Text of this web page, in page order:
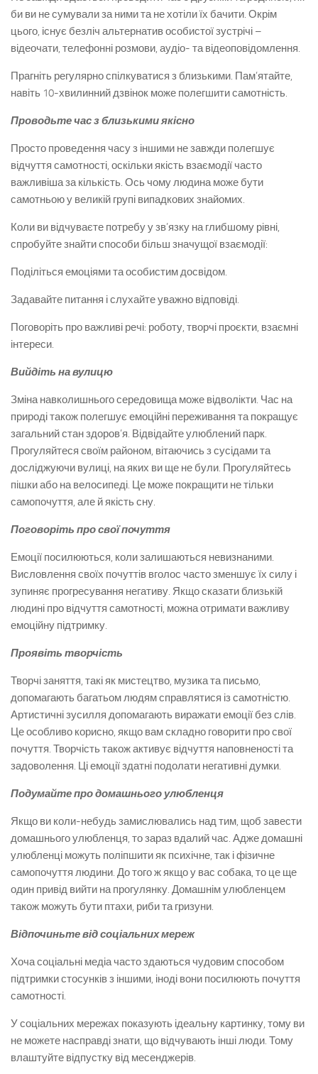
би ви не сумували за ними та не хотіли їх бачити. Окрім
цього, існує безліч альтернатив особистої зустрічі –
відеочати, телефонні розмови, аудіо- та відеоповідомлення.
Прагніть регулярно спілкуватися з близькими. Пам’ятайте,
навіть 10-хвилинний дзвінок може полегшити самотність.
Проводьте час з близькими якісно
Просто проведення часу з іншими не завжди полегшує
відчуття самотності, оскільки якість взаємодії часто
важливіша за кількість. Ось чому людина може бути
самотньою у великій групі випадкових знайомих.
Коли ви відчуваєте потребу у зв’язку на глибшому рівні,
спробуйте знайти способи більш значущої взаємодії:
Поділіться емоціями та особистим досвідом.
Задавайте питання і слухайте уважно відповіді.
Поговоріть про важливі речі: роботу, творчі проєкти, взаємні
інтереси.
Вийдіть на вулицю
Зміна навколишнього середовища може відволікти. Час на
природі також полегшує емоційні переживання та покращує
загальний стан здоров’я. Відвідайте улюблений парк.
Прогуляйтеся своїм районом, вітаючись з сусідами та
досліджуючи вулиці, на яких ви ще не були. Прогуляйтесь
пішки або на велосипеді. Це може покращити не тільки
самопочуття, але й якість сну.
Поговоріть про свої почуття
Емоції посилюються, коли залишаються невизнаними.
Висловлення своїх почуттів вголос часто зменшує їх силу і
зупиняє прогресування негативу. Якщо сказати близькій
людині про відчуття самотності, можна отримати важливу
емоційну підтримку.
Проявіть творчість
Творчі заняття, такі як мистецтво, музика та письмо,
допомагають багатьом людям справлятися із самотністю.
Артистичні зусилля допомагають виражати емоції без слів.
Це особливо корисно, якщо вам складно говорити про свої
почуття. Творчість також активує відчуття наповненості та
задоволення. Ці емоції здатні подолати негативні думки.
Подумайте про домашнього улюбленця
Якщо ви коли-небудь замислювались над тим, щоб завести
домашнього улюбленця, то зараз вдалий час. Адже домашні
улюбленці можуть поліпшити як психічне, так і фізичне
самопочуття людини. До того ж якщо у вас собака, то це ще
один привід вийти на прогулянку. Домашнім улюбленцем
також можуть бути птахи, риби та гризуни.
Відпочиньте від соціальних мереж
Хоча соціальні медіа часто здаються чудовим способом
підтримки стосунків з іншими, іноді вони посилюють почуття
самотності.
У соціальних мережах показують ідеальну картинку, тому ви
не можете насправді знати, що відчувають інші люди. Тому
влаштуйте відпустку від месенджерів.